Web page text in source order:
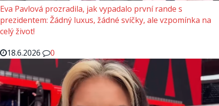
Eva Pavlová prozradila, jak vypadalo první rande s
prezidentem: Žádný luxus, žádné svíčky, ale vzpomínka na
celý život!
18.6.2026
0